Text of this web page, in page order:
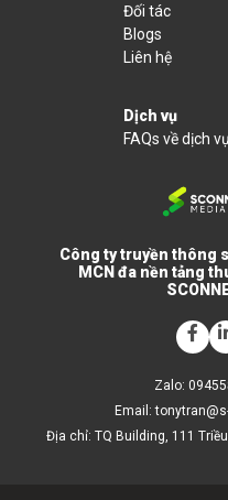
Công ty truyền thông
MCN đa nền tảng
Zalo:
Email:
Địa chỉ: TQ Building, 111
Đối tác
Blogs
Liên hệ
Dịch vụ
FAQs về dịch